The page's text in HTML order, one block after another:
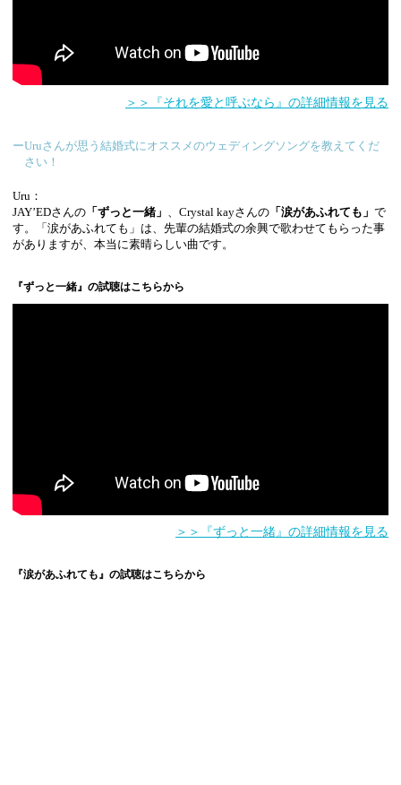
＞＞『それを愛と呼ぶなら』の詳細情報を見る
ーUruさんが思う結婚式にオススメのウェディングソングを教えてくだ
さい！
Uru：
JAY’EDさんの 「ずっと一緒」 、Crystal kayさんの 「涙があふれても」 で
す。「涙があふれても」は、先輩の結婚式の余興で歌わせてもらった事
がありますが、本当に素晴らしい曲です。
『ずっと一緒』の試聴はこちらから
＞＞『ずっと一緒』の詳細情報を見る
『涙があふれても』の試聴はこちらから